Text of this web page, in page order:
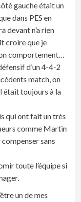
gauche était un
dans PES en
devant n’a rien
croire que je
comportement…
d’un 4-4-2
match, on
était toujours à la
qui ont fait un très
comme Martin
sans
toute l’équipe si
un de mes